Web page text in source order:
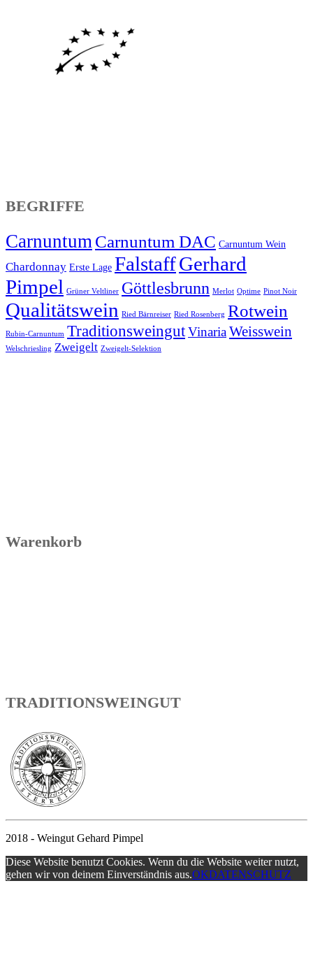
BEGRIFFE
Carnuntum Carnuntum DAC Carnuntum Wein
Chardonnay Erste Lage FalstaffGerhard
Pimpel Grüner Veltliner Göttlesbrunn Merlot Optime Pinot Noir
Qualitätswein Ried Bärnreiser Ried Rosenberg Rotwein
Rubin-Carnuntum TraditionsweingutVinariaWeisswein
Welschriesling Zweigelt Zweigelt-Selektion
Warenkorb
TRADITIONSWEINGUT
2018 - Weingut Gehard Pimpel
Diese Website benutzt Cookies. Wenn du die Website weiter nutzt,
gehen wir von deinem Einverständnis aus.OKDATENSCHUTZ